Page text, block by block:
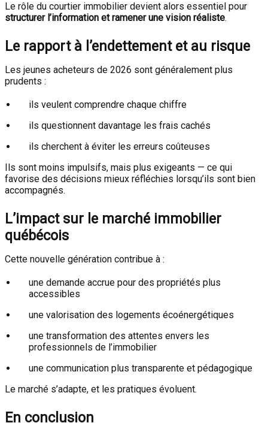
Le rôle du courtier immobilier devient alors essentiel pour
structurer l’information et ramener une vision réaliste.
Le rapport à l’endettement et au risque
Les jeunes acheteurs de 2026 sont généralement plus
prudents :
ils veulent comprendre chaque chiffre
ils questionnent davantage les frais cachés
ils cherchent à éviter les erreurs coûteuses
Ils sont moins impulsifs, mais plus exigeants — ce qui
favorise des décisions mieux réfléchies lorsqu’ils sont bien
accompagnés.
L’impact sur le marché immobilier
québécois
Cette nouvelle génération contribue à :
une demande accrue pour des propriétés plus
accessibles
une valorisation des logements écoénergétiques
une transformation des attentes envers les
professionnels de l’immobilier
une communication plus transparente et pédagogique
Le marché s’adapte, et les pratiques évoluent.
En conclusion